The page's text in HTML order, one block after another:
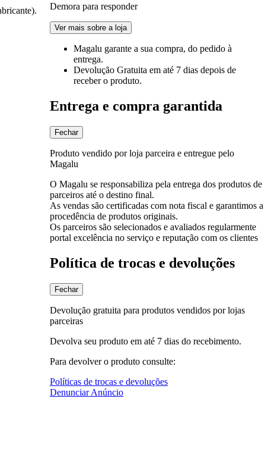
Demora para responder
Ver mais sobre a loja
Magalu garante a sua compra, do pedido à
entrega.
Devolução Gratuita em até 7 dias depois de
receber o produto.
Entrega e compra garantida
Fechar
Produto vendido por loja parceira e entregue pelo
Magalu
O Magalu se responsabiliza pela entrega dos produtos de
parceiros até o destino final.
As vendas são certificadas com nota fiscal e garantimos a
procedência de produtos originais.
Os parceiros são selecionados e avaliados regularmente
portal excelência no serviço e reputação com os clientes
Política de trocas e devoluções
Fechar
Devolução gratuita para produtos vendidos por lojas
parceiras
Devolva seu produto em até 7 dias do recebimento.
Para devolver o produto consulte:
Políticas de trocas e devoluções
Denunciar Anúncio